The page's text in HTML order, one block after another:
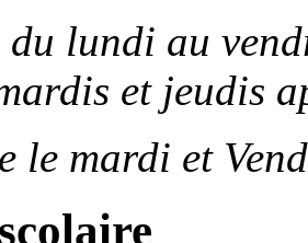
du lundi au
et jeudis
le mardi et